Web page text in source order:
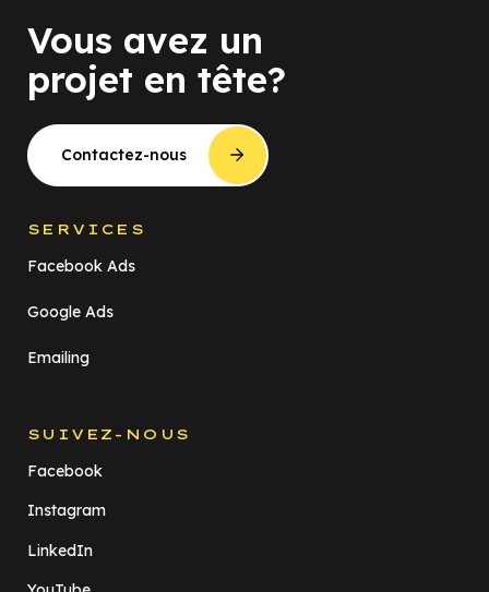
Vous avez un
projet en tête?
Contactez-nous
SERVICES
Facebook Ads
Google Ads
Emailing
SUIVEZ-NOUS
Facebook
Instagram
LinkedIn